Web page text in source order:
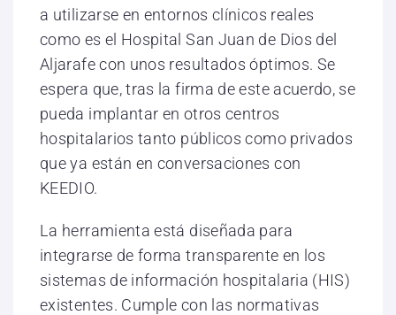
a utilizarse en entornos clínicos reales
como es el Hospital San Juan de Dios del
Aljarafe con unos resultados óptimos. Se
espera que, tras la firma de este acuerdo, se
pueda implantar en otros centros
hospitalarios tanto públicos como privados
que ya están en conversaciones con
KEEDIO.
La herramienta está diseñada para
integrarse de forma transparente en los
sistemas de información hospitalaria (HIS)
existentes. Cumple con las normativas